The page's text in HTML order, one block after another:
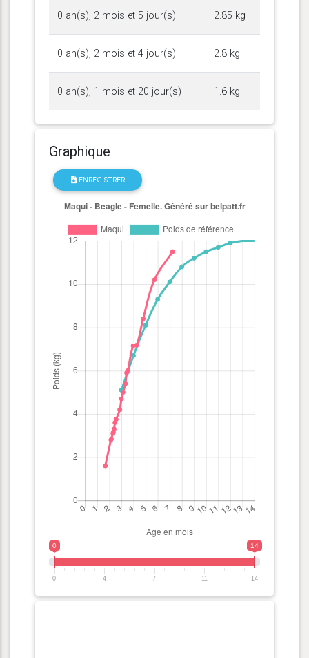
0 an(s), 2 mois et 5 jour(s) 2.85 kg
0 an(s), 2 mois et 4 jour(s) 2.8 kg
0 an(s), 1 mois et 20 jour(s) 1.6 kg
Graphique
ENREGISTRER
0 14
0 4 7 11 14